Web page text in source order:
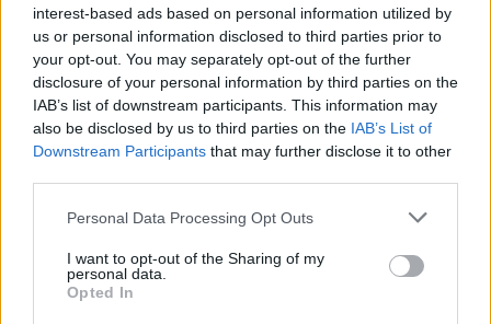
interest-based ads based on personal information utilized by
us or personal information disclosed to third parties prior to
your opt-out. You may separately opt-out of the further
disclosure of your personal information by third parties on the
IAB’s list of downstream participants. This information may
also be disclosed by us to third parties on the IAB’s List of
Downstream Participants that may further disclose it to other
Personal Data Processing Opt Outs
I want to opt-out of the Sharing of my
personal data.
Opted In